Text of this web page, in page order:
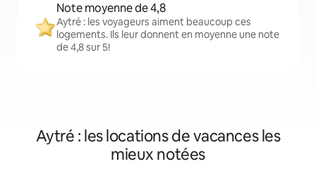
Note moyenne de 4,8
Aytré : les voyageurs aiment beaucoup ces
logements. Ils leur donnent en moyenne une note
de 4,8 sur 5!
Aytré : les locations de vacances les
mieux notées